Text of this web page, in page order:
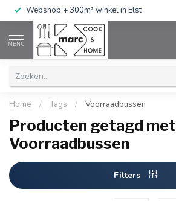
Webshop + 300m² winkel in Elst
MENU
Home / Tags / Voorraadbussen
Producten getagd met
Voorraadbussen
Filters